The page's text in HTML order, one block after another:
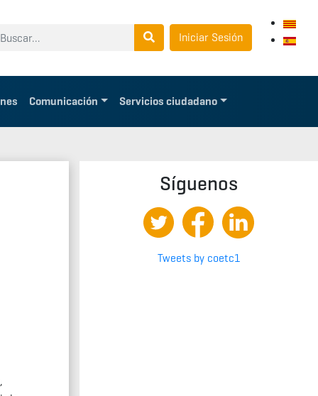
Iniciar Sesión
Comunicación Servicios ciudadano
Síguenos
Tweets by coetc1